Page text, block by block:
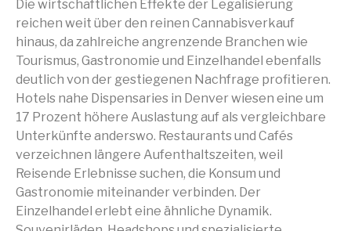
Die wirtschaftlichen Effekte der Legalisierung
reichen weit über den reinen Cannabisverkauf
hinaus, da zahlreiche angrenzende Branchen wie
Tourismus, Gastronomie und Einzelhandel ebenfalls
deutlich von der gestiegenen Nachfrage profitieren.
Hotels nahe Dispensaries in Denver wiesen eine um
17 Prozent höhere Auslastung auf als vergleichbare
Unterkünfte anderswo. Restaurants und Cafés
verzeichnen längere Aufenthaltszeiten, weil
Reisende Erlebnisse suchen, die Konsum und
Gastronomie miteinander verbinden. Der
Einzelhandel erlebt eine ähnliche Dynamik.